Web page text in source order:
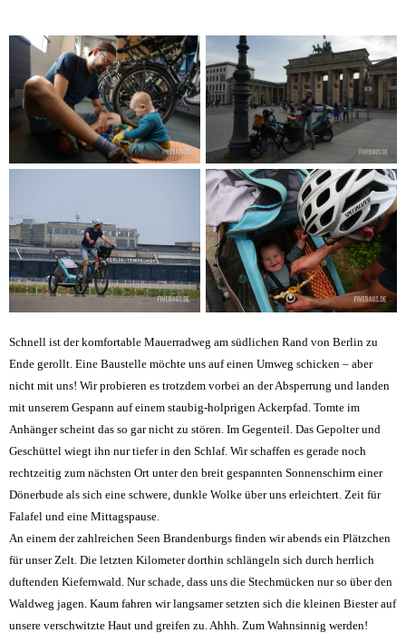
Schnell ist der komfortable Mauerradweg am südlichen Rand von Berlin zu
Ende gerollt. Eine Baustelle möchte uns auf einen Umweg schicken – aber
nicht mit uns! Wir probieren es trotzdem vorbei an der Absperrung und landen
mit unserem Gespann auf einem staubig-holprigen Ackerpfad. Tomte im
Anhänger scheint das so gar nicht zu stören. Im Gegenteil. Das Gepolter und
Geschüttel wiegt ihn nur tiefer in den Schlaf. Wir schaffen es gerade noch
rechtzeitig zum nächsten Ort unter den breit gespannten Sonnenschirm einer
Dönerbude als sich eine schwere, dunkle Wolke über uns erleichtert. Zeit für
Falafel und eine Mittagspause.
An einem der zahlreichen Seen Brandenburgs finden wir abends ein Plätzchen
für unser Zelt. Die letzten Kilometer dorthin schlängeln sich durch herrlich
duftenden Kiefernwald. Nur schade, dass uns die Stechmücken nur so über den
Waldweg jagen. Kaum fahren wir langsamer setzten sich die kleinen Biester auf
unsere verschwitzte Haut und greifen zu. Ahhh. Zum Wahnsinnig werden!